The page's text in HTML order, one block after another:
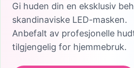
Gi huden din en eksklusiv
skandinaviske LED-masken.
Anbefalt av profesjonelle
tilgjengelig for hjemmebruk.